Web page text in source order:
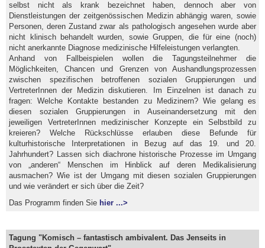
selbst nicht als krank bezeichnet haben, dennoch aber von
Dienstleistungen der zeitgenössischen Medizin abhängig waren, sowie
Personen, deren Zustand zwar als pathologisch angesehen wurde aber
nicht klinisch behandelt wurden, sowie Gruppen, die für eine (noch)
nicht anerkannte Diagnose medizinische Hilfeleistungen verlangten.
Anhand von Fallbeispielen wollen die Tagungsteilnehmer die
Möglichkeiten, Chancen und Grenzen von Aushandlungsprozessen
zwischen spezifischen betroffenen sozialen Gruppierungen und
VertreterInnen der Medizin diskutieren. Im Einzelnen ist danach zu
fragen: Welche Kontakte bestanden zu Medizinern? Wie gelang es
diesen sozialen Gruppierungen in Auseinandersetzung mit den
jeweiligen VertreterInnen medizinischer Konzepte ein Selbstbild zu
kreieren? Welche Rückschlüsse erlauben diese Befunde für
kulturhistorische Interpretationen in Bezug auf das 19. und 20.
Jahrhundert? Lassen sich diachrone historische Prozesse im Umgang
von „anderen“ Menschen im Hinblick auf deren Medikalisierung
ausmachen? Wie ist der Umgang mit diesen sozialen Gruppierungen
und wie verändert er sich über die Zeit?
Das Programm finden Sie hier ...>
Tagung "Komisch – fantastisch ambivalent. Das Jenseits in